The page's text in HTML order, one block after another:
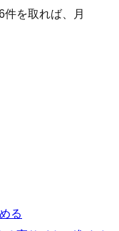
件を取れば、月
る